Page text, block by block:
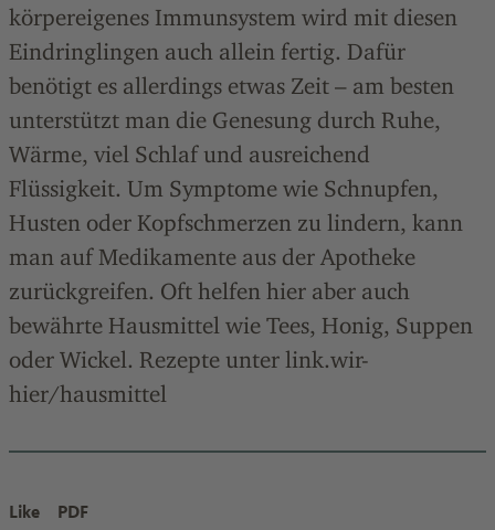
körpereigenes Immunsystem wird mit diesen
Eindringlingen auch allein fertig. Dafür
benötigt es allerdings etwas Zeit – am besten
unterstützt man die Genesung durch Ruhe,
Wärme, viel Schlaf und ausreichend
Flüssigkeit. Um Symptome wie Schnupfen,
Husten oder Kopfschmerzen zu lindern, kann
man auf Medikamente aus der Apotheke
zurückgreifen. Oft helfen hier aber auch
bewährte Hausmittel wie Tees, Honig, Suppen
oder Wickel. Rezepte unter link.wir-
hier/hausmittel
Like PDF